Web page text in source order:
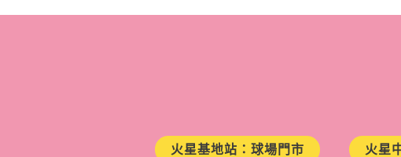
火星基地站：球場門市 火星